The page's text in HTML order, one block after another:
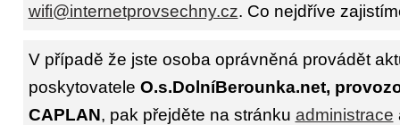
wifi@internetprovsechny.cz. Co nejdříve
V případě že jste osoba oprávněná provádět
poskytovatele O.s.DolníBerounka.net,
CAPLAN, pak přejděte na stránku administrace